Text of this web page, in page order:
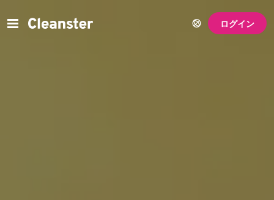
ログイン